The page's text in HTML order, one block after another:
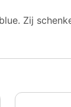
Zij